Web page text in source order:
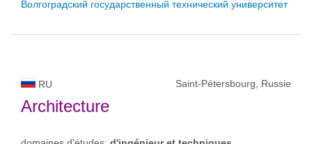
Волгоградский государственный технический университет
RU Saint-Pétersbourg, Russie
Architecture